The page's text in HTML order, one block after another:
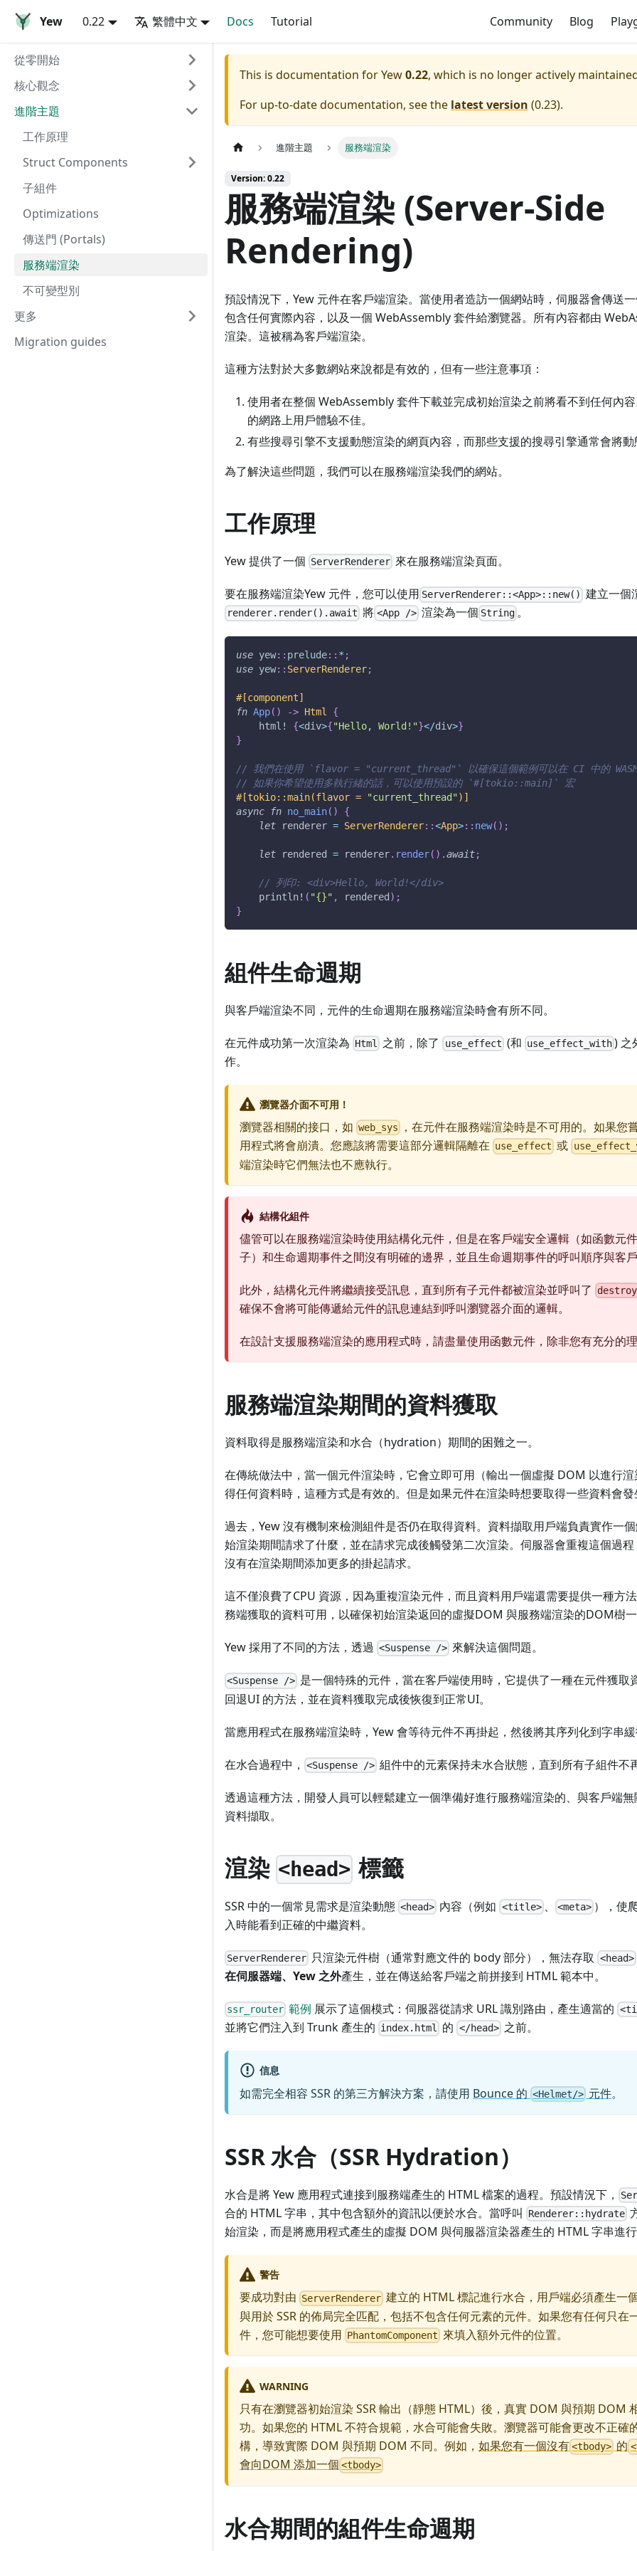
Yew 0.22 繁體中文 Docs Tutorial Community Blog
從零開始
核心觀念
進階主題
工作原理
Struct Components
子組件
Optimizations
傳送門 (Portals)
服務端渲染
不可變型別
更多
Migration guides
This is documentation forYew0.22, which is no longer actively
For up-to-date documentation, see the latest version (0.23).
進階主題 服務端渲染
Version: 0.22
服務端渲染 (Server-Side
Rendering)
預設情況下，Yew 元件在客戶端渲染。當使用者造訪一個網站時，伺服器會傳送
包含任何實際內容，以及一個 WebAssembly 套件給瀏覽器。所有內容都由
渲染。這被稱為客戶端渲染。
這種方法對於大多數網站來說都是有效的，但有一些注意事項：
使用者在整個 WebAssembly 套件下載並完成初始渲染之前將看不到任何內
的網路上用戶體驗不佳。
有些搜尋引擎不支援動態渲染的網頁內容，而那些支援的搜尋引擎通常會將動
為了解決這些問題，我們可以在服務端渲染我們的網站。
工作原理
Yew 提供了一個 ServerRenderer 來在服務端渲染頁面。
要在服務端渲染Yew 元件，您可以使用 ServerRenderer::<App>::new() 建立一個
renderer.render().await 將 <App />渲染為一個 String 。
use yew:: prelude:: * ;
use yew:: ServerRenderer;
#[component]
fn App( ) -> Html
{
html!
{<div>{"Hello, World!"}</div>}
}
// 我們在使用 `flavor = "current_thread"` 以確保這個範例可以在 CI 中的
// 如果你希望使用多執行緒的話，可以使用預設的 `#[tokio::main]` 宏
#[tokio::main(flavor =
"current_thread" )]
async
fn no_main( )
{
let renderer = ServerRenderer::<App>:: new( ) ;
let rendered = renderer. render( ) .await;
// 列印: <div>Hello, World!</div>
println! ( "{}" , rendered ) ;
}
組件生命週期
與客戶端渲染不同，元件的生命週期在服務端渲染時會有所不同。
在元件成功第一次渲染為 Html 之前，除了 use_effect (和 use_effect_with) 之
作。
瀏覽器介面不可用！
瀏覽器相關的接口，如 web_sys
，在元件在服務端渲染時是不可用的。如果您
用程式將會崩潰。您應該將需要這部分邏輯隔離在 use_effect 或
端渲染時它們無法也不應執行。
結構化組件
儘管可以在服務端渲染時使用結構化元件，但是在客戶端安全邏輯（如函數元
子）和生命週期事件之間沒有明確的邊界，並且生命週期事件的呼叫順序與客戶
此外，結構化元件將繼續接受訊息，直到所有子元件都被渲染並呼叫了 destroy
確保不會將可能傳遞給元件的訊息連結到呼叫瀏覽器介面的邏輯。
在設計支援服務端渲染的應用程式時，請盡量使用函數元件，除非您有充分的理
服務端渲染期間的資料獲取
資料取得是服務端渲染和水合（hydration）期間的困難之一。
在傳統做法中，當一個元件渲染時，它會立即可用（輸出一個虛擬 DOM 以進行
得任何資料時，這種方式是有效的。但是如果元件在渲染時想要取得一些資料會發
過去，Yew 沒有機制來檢測組件是否仍在取得資料。資料擷取用戶端負責實作一
始渲染期間請求了什麼，並在請求完成後觸發第二次渲染。伺服器會重複這個過
沒有在渲染期間添加更多的掛起請求。
這不僅浪費了CPU 資源，因為重複渲染元件，而且資料用戶端還需要提供一種方
務端獲取的資料可用，以確保初始渲染返回的虛擬DOM 與服務端渲染的DOM樹一
Yew 採用了不同的方法，透過 <Suspense /> 來解決這個問題。
<Suspense /> 是一個特殊的元件，當在客戶端使用時，它提供了一種在元件獲取
回退UI 的方法，並在資料獲取完成後恢復到正常UI。
當應用程式在服務端渲染時，Yew 會等待元件不再掛起，然後將其序列化到字串緩
在水合過程中， <Suspense /> 組件中的元素保持未水合狀態，直到所有子組件不
透過這種方法，開發人員可以輕鬆建立一個準備好進行服務端渲染的、與客戶端
資料擷取。
渲染 <head> 標籤
SSR 中的一個常見需求是渲染動態 <head> 內容（例如 <title>、 <meta> ），使
入時能看到正確的中繼資料。
ServerRenderer 只渲染元件樹（通常對應文件的 body 部分），無法存取 <head>
在伺服器端、Yew 之外產生，並在傳送給客戶端之前拼接到 HTML 範本中。
ssr_router 範例 展示了這個模式：伺服器從請求 URL 識別路由，產生適當的
並將它們注入到 Trunk 產生的 index.html 的 </head>之前。
信息
如需完全相容 SSR 的第三方解決方案，請使用 Bounce 的 <Helmet/> 元件。
SSR 水合（SSR Hydration）
水合是將 Yew 應用程式連接到服務端產生的 HTML 檔案的過程。預設情況下，
合的 HTML 字串，其中包含額外的資訊以便於水合。當呼叫
Renderer::hydrate
始渲染，而是將應用程式產生的虛擬 DOM 與伺服器渲染器產生的 HTML 字串進行
警告
要成功對由 ServerRenderer 建立的 HTML 標記進行水合，用戶端必須產生一
與用於 SSR 的佈局完全匹配，包括不包含任何元素的元件。如果您有任何只在
件，您可能想要使用 PhantomComponent 來填入額外元件的位置。
WARNING
只有在瀏覽器初始渲染 SSR 輸出（靜態 HTML）後，真實 DOM 與預期 DOM
功。如果您的 HTML 不符合規範，水合可能會失敗。瀏覽器可能會更改不正確
構，導致實際 DOM 與預期 DOM 不同。例如， 如果您有一個沒有<tbody> 的
會向DOM 添加一個 <tbody>
水合期間的組件生命週期